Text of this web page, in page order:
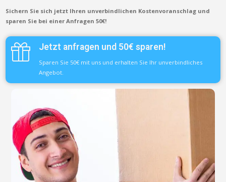
Sichern Sie sich jetzt Ihren unverbindlichen Kostenvoranschlag und
sparen Sie bei einer Anfragen 50€!
Jetzt anfragen und 50€ sparen!
Sparen Sie 50€ mit uns und erhalten Sie Ihr unverbindliches
Angebot.